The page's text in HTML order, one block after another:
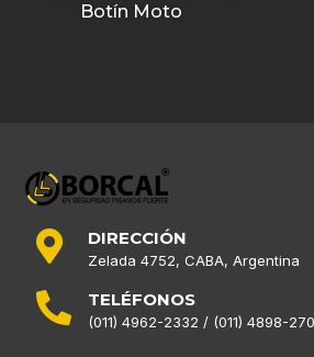
Botín Moto
 DIRECCIÓN
Zelada 4752, CABA, Argentina
 TELÉFONOS
(011) 4962-2332 / (011) 4898-